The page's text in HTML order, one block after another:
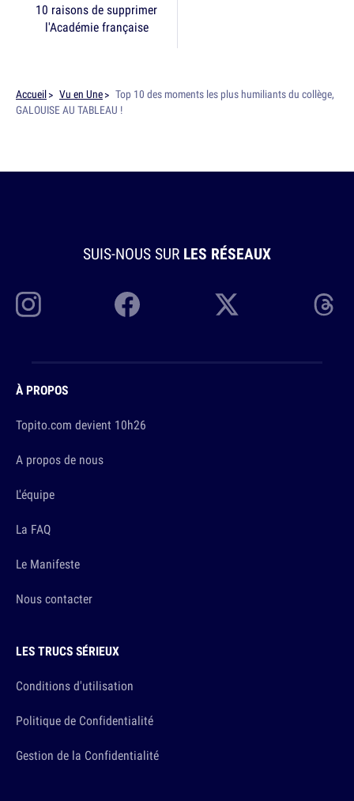
10 raisons de supprimer
l'Académie française
Accueil Vu en Une
Top 10 des moments les plus humiliants du collège,
GALOUISE AU TABLEAU !
SUIS-NOUS SUR LES RÉSEAUX
À PROPOS
Topito.com devient 10h26
A propos de nous
L'équipe
La FAQ
Le Manifeste
Nous contacter
LES TRUCS SÉRIEUX
Conditions d'utilisation
Politique de Confidentialité
Gestion de la Confidentialité